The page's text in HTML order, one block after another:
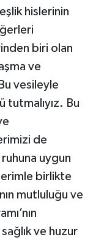
hislerinin
biri olan
ve
vesileyle
tutmalıyız. Bu
de
uygun
birlikte
mutluluğu ve
ve huzur